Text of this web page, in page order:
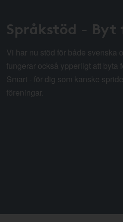
Språkstöd - Byt
Vi har nu stöd för både svenska
fungerar också ypperligt att byta
Smart - för dig som kanske
föreningar.